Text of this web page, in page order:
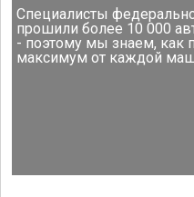
Специалисты
прошили более 10 000
- поэтому мы знаем, как
максимум от каждой